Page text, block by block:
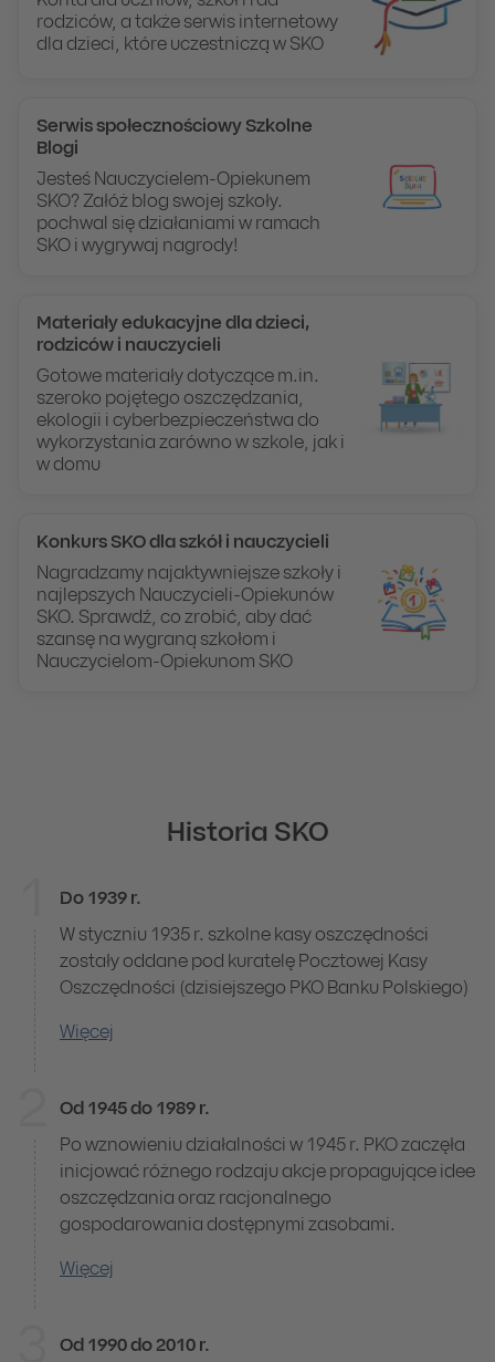
rodziców, a także serwis internetowy
dla dzieci, które uczestniczą w SKO
Serwis społecznościowy Szkolne
Blogi
Jesteś Nauczycielem-Opiekunem
SKO? Załóż blog swojej szkoły.
pochwal się działaniami w ramach
SKO i wygrywaj nagrody!
Materiały edukacyjne dla dzieci,
rodziców i nauczycieli
Gotowe materiały dotyczące m.in.
szeroko pojętego oszczędzania,
ekologii i cyberbezpieczeństwa do
wykorzystania zarówno w szkole, jak i
w domu
Konkurs SKO dla szkół i nauczycieli
Nagradzamy najaktywniejsze szkoły i
najlepszych Nauczycieli-Opiekunów
SKO. Sprawdź, co zrobić, aby dać
szansę na wygraną szkołom i
Nauczycielom-Opiekunom SKO
Historia SKO
Historia SKO
Do 1939 r.
W styczniu 1935 r. szkolne kasy oszczędności
zostały oddane pod kuratelę Pocztowej Kasy
Oszczędności (dzisiejszego PKO Banku Polskiego)
Więcej
Od 1945 do 1989 r.
Po wznowieniu działalności w 1945 r. PKO zaczęła
inicjować różnego rodzaju akcje propagujące idee
oszczędzania oraz racjonalnego
gospodarowania dostępnymi zasobami.
Więcej
Od 1990 do 2010 r.